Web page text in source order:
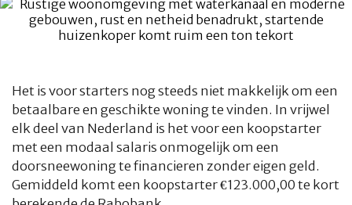
Het is voor starters nog steeds niet makkelijk om een
betaalbare en geschikte woning te vinden. In vrijwel
elk deel van Nederland is het voor een koopstarter
met een modaal salaris onmogelijk om een
doorsneewoning te financieren zonder eigen geld.
Gemiddeld komt een koopstarter €123.000,00 te kort